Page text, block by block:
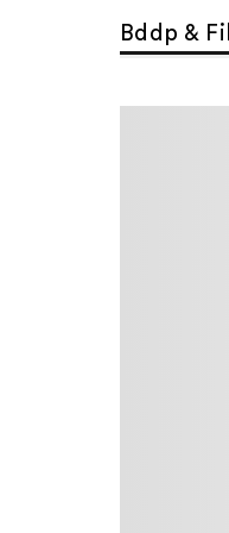
Bddp &